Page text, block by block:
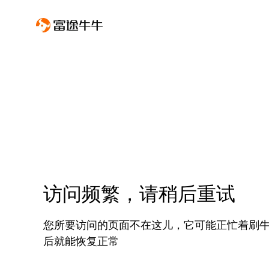
访问频繁，请稍后重试
您所要访问的页面不在这儿，它可能正忙着刷
后就能恢复正常